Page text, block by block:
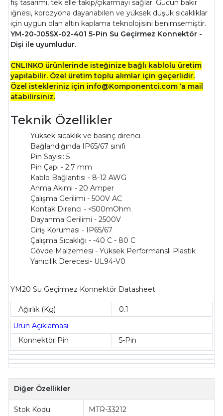
fiş tasarımı, tek elle takıp/çıkarmayı sağlar. Gücün bakır
iğnesi, korozyona dayanabilen ve yüksek düşük sıcaklıklar
için uygun olan altın kaplama teknolojisini benimsemiştir.
YM-20-J05SX-02-401 5-Pin Su Geçirmez Konnektör -
Dişi ile uyumludur.
CNLINKO ürünlerinde isteğinize bağlı kablolu üretim
yapılabilir. Özel üretim toplu alımlar için geçerlidir.
Özel istekleriniz için info@Komponentci.com ‘a mail
atabilirsiniz.
Teknik Özellikler
Yüksek sıcaklık ve basınç direnci
Bağlandığında IP65/67 sınıfı
Pin Sayısı: 5
Pin Çapı - 2.7 mm
Kablo Bağlantısı - 8-12 AWG
Anma Akımı - 20 Amper
Çalışma Gerilimi - 500V AC
Kontak Direnci - <500mOhm
Dayanma Gerilimi - 2500V
Giriş Koruması - IP65/67
Çalışma Sıcaklığı - -40 C - 80 C
Gövde Malzemesi - Yüksek Performanslı Plastik
Yanıcılık Derecesi- UL94-V0
YM20 Su Geçirmez Konnektör Datasheet
Ağırlık (Kg)
0.1
Ürün Açıklaması
Konnektör Pin
5-Pin
Diğer Özellikler
Stok Kodu MTR-33212